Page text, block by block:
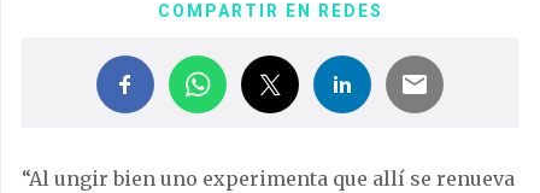
COMPARTIR EN REDES
“Al ungir bien uno experimenta que allí se renueva